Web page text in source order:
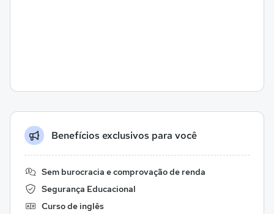
Benefícios exclusivos para você
Sem burocracia e comprovação de renda
Segurança Educacional
Curso de inglês